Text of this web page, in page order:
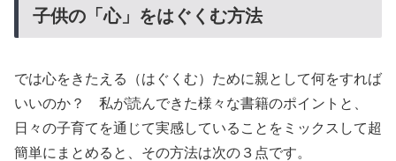
子供の「心」をはぐくむ方法
では心をきたえる（はぐくむ）ために親として何をすれば
いいのか？ 私が読んできた様々な書籍のポイントと、
日々の子育てを通じて実感していることをミックスして超
簡単にまとめると、その方法は次の３点です。